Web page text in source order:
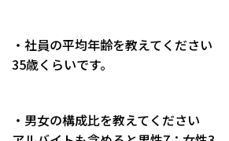
・社員の平均年齢を教えてください
35歳くらいです。
・男女の構成比を教えてください